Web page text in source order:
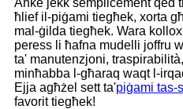
ħlief il-piġami tiegħek, xorta
mal-ġilda tiegħek. Wara
peress li ħafna mudelli joffru
ta' manutenzjoni,
minħabba l-għaraq waqt l-
Ejja agħżel sett ta'piġami tas-
favorit tiegħek!